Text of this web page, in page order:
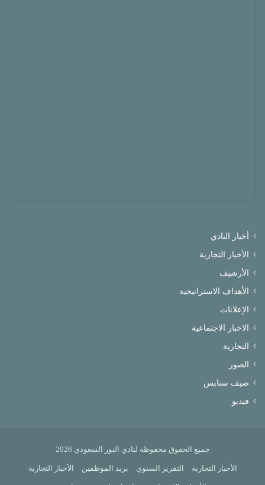
أخبار النادي
الأخبار التجارية
الأرشيف
الأهداف الاستراتيجية
الإعلانات
الاخبار الاجتماعية
التجارية
الصور
صيف سنابس
فيديو
جميع الحقوق محفوظة لنادي النور السعودي 2026
الأخبار التجارية التقرير السنوي بريد الموظفين الأخبار التجارية